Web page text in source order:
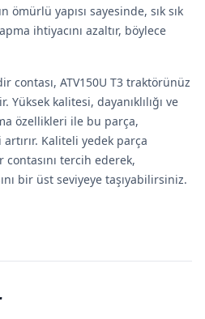
ömürlü yapısı sayesinde, sık sık
ihtiyacını azaltır, böylece
contası, ATV150U T3 traktörünüz
kalitesi, dayanıklılığı ve
özellikleri ile bu parça,
Kaliteli yedek parça
contasını tercih ederek,
bir üst seviyeye taşıyabilirsiniz.